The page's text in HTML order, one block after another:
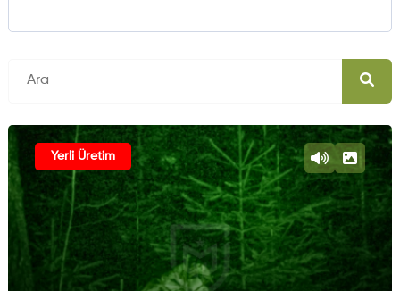
Yerli Üretim